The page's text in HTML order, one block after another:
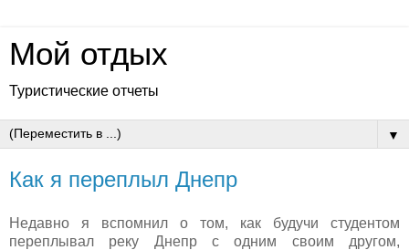
Мой отдых
Туристические отчеты
▼
Как я переплыл Днепр
Недавно я вспомнил о том, как будучи студентом
переплывал реку Днепр с одним своим другом,